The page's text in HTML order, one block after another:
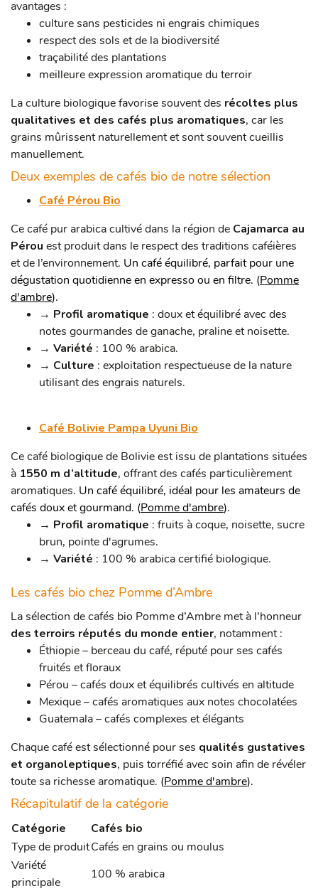
avantages :
culture sans pesticides ni engrais chimiques
respect des sols et de la biodiversité
traçabilité des plantations
meilleure expression aromatique du terroir
La culture biologique favorise souvent des récoltes plus
qualitatives et des cafés plus aromatiques, car les
grains mûrissent naturellement et sont souvent cueillis
manuellement.
Deux exemples de cafés bio de notre sélection
Café Pérou Bio
Ce café pur arabica cultivé dans la région de Cajamarca au
Pérou est produit dans le respect des traditions caféières
et de l’environnement. Un café équilibré, parfait pour une
dégustation quotidienne en expresso ou en filtre. (Pomme
d'ambre).
→ Profil aromatique : doux et équilibré avec des
notes gourmandes de ganache, praline et noisette.
→ Variété : 100 % arabica.
→ Culture : exploitation respectueuse de la nature
utilisant des engrais naturels.
Café Bolivie Pampa Uyuni Bio
Ce café biologique de Bolivie est issu de plantations situées
à 1550 m d’altitude, offrant des cafés particulièrement
aromatiques. Un café équilibré, idéal pour les amateurs de
cafés doux et gourmand. (Pomme d'ambre).
→ Profil aromatique : fruits à coque, noisette, sucre
brun, pointe d'agrumes.
→ Variété : 100 % arabica certifié biologique.
Les cafés bio chez Pomme d’Ambre
La sélection de cafés bio Pomme d’Ambre met à l’honneur
des terroirs réputés du monde entier, notamment :
Éthiopie – berceau du café, réputé pour ses cafés
fruités et floraux
Pérou – cafés doux et équilibrés cultivés en altitude
Mexique – cafés aromatiques aux notes chocolatées
Guatemala – cafés complexes et élégants
Chaque café est sélectionné pour ses qualités gustatives
et organoleptiques, puis torréfié avec soin afin de révéler
toute sa richesse aromatique. (Pomme d'ambre).
Récapitulatif de la catégorie
Catégorie
Cafés bio
Type de produitCafés en grains ou moulus
Variété
principale
100 % arabica